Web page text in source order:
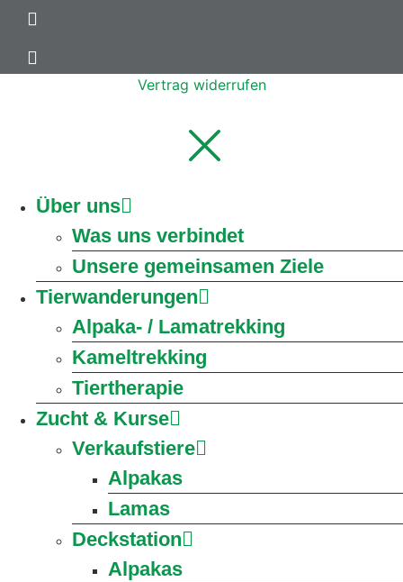
Vertrag widerrufen
Über uns
Was uns verbindet
Unsere gemeinsamen Ziele
Tierwanderungen
Alpaka- / Lamatrekking
Kameltrekking
Tiertherapie
Zucht & Kurse
Verkaufstiere
Alpakas
Lamas
Deckstation
Alpakas